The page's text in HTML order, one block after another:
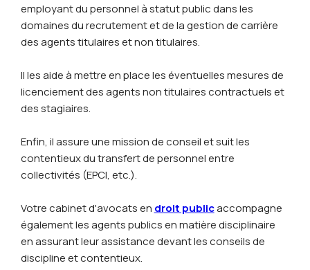
employant du personnel à statut public dans les
domaines du recrutement et de la gestion de carrière
des agents titulaires et non titulaires.
Il les aide à mettre en place les éventuelles mesures de
licenciement des agents non titulaires contractuels et
des stagiaires.
Enfin, il assure une mission de conseil et suit les
contentieux du transfert de personnel entre
collectivités (EPCI, etc.).
Votre cabinet d'avocats en droit publicaccompagne
également les agents publics en matière disciplinaire
en assurant leur assistance devant les conseils de
discipline et contentieux.